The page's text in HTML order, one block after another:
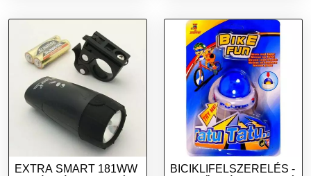
EXTRA SMART 181WW
BICIKLIFELSZERELÉS -